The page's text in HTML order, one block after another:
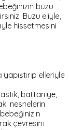
buzu
Buzu eliyle,
hissetmesini
elleriyle
battaniye,
nesnelerin
çevresini